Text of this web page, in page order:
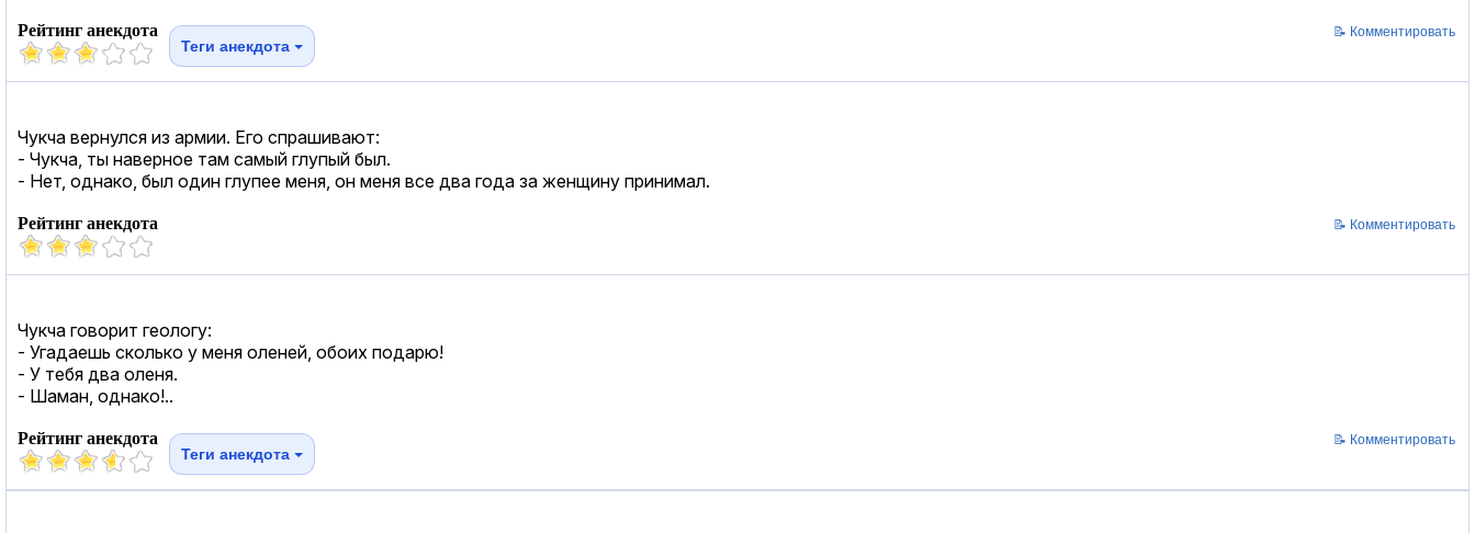
Рейтинг анекдота
Теги анекдота
📝 Комментировать
Чукча вернулся из армии. Его спрашивают:
- Чукча, ты наверное там самый глупый был.
- Нет, однако, был один глупее меня, он меня все два года за женщину принимал.
Рейтинг анекдота 📝 Комментировать
Чукча говорит геологу:
- Угадаешь сколько у меня оленей, обоих подарю!
- У тебя два оленя.
- Шаман, однако!..
Рейтинг анекдота
Теги анекдота
📝 Комментировать